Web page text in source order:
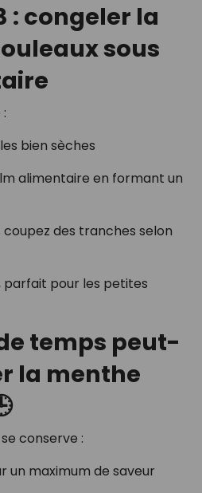
: congeler la
sous
bien sèches
alimentaire en formant un
des tranches selon
pour les petites
temps peut-
la menthe
conserve :
un maximum de saveur